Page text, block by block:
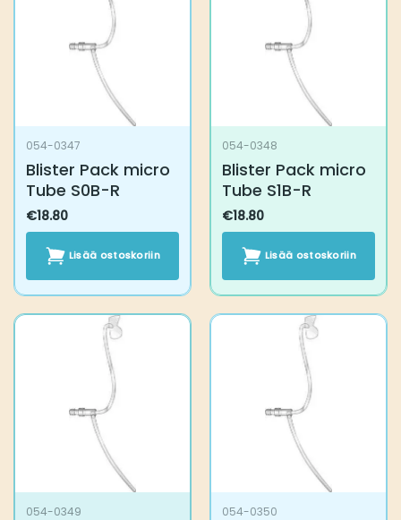
054-0347
Blister Pack micro
Tube S0B-R
€18.80
Lisää ostoskoriin
054-0348
Blister Pack micro
Tube S1B-R
€18.80
Lisää ostoskoriin
054-0349 054-0350